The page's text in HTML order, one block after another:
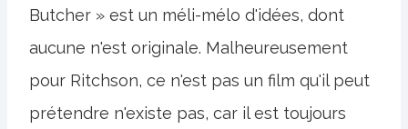
Butcher » est un méli-mélo d'idées, dont
aucune n'est originale. Malheureusement
pour Ritchson, ce n'est pas un film qu'il peut
prétendre n'existe pas, car il est toujours